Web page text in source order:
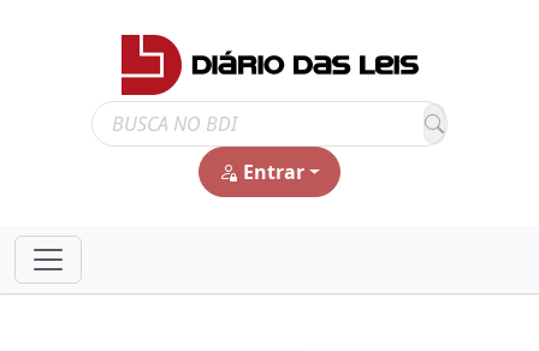
Entrar